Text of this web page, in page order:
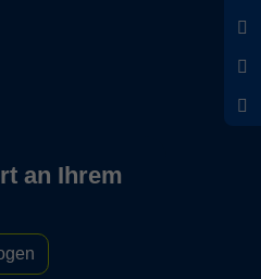
an Ihrem